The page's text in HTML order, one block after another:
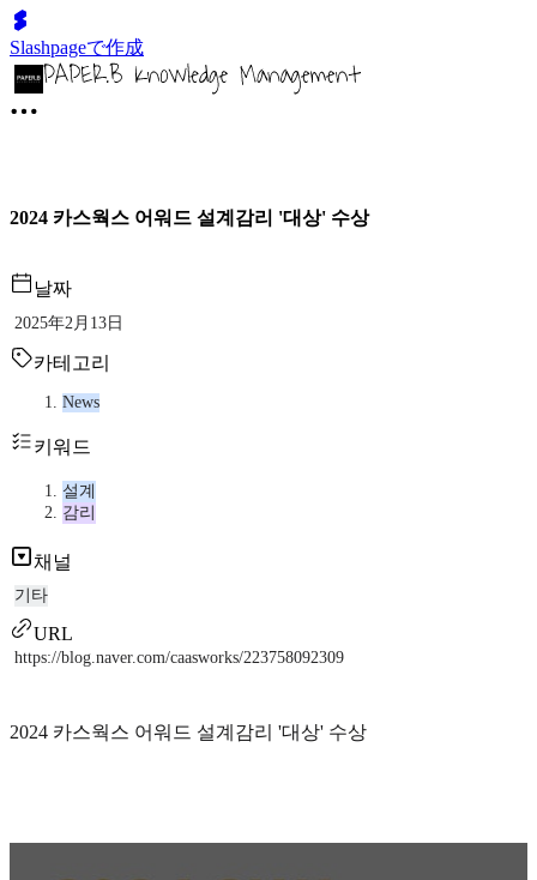
Slashpageで作成
2024 카스웍스 어워드 설계감리 '대상' 수상
날짜
2025年2月13日
카테고리
News
키워드
설계
감리
채널
기타
URL
https://blog.naver.com/caasworks/223758092309
2024 카스웍스 어워드 설계감리 '대상' 수상